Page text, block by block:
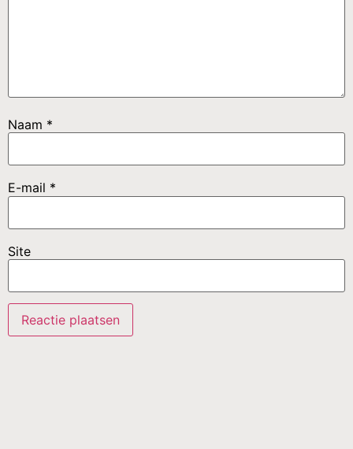
Naam *
E-mail *
Site